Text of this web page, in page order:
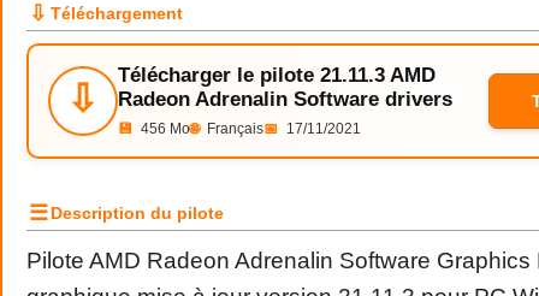
⇩ Téléchargement
⇩
Télécharger le pilote 21.11.3 AMD
Radeon Adrenalin Software drivers
💾 456 Mo🌐 Français📅 17/11/2021
☰Description du pilote
Pilote AMD Radeon Adrenalin Software Graphics